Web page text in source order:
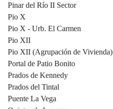
Pinar del Río II Sector
Pio X
Pio X - Urb. El Carmen
Pio XII
Pio XII (Agrupación de Vivienda)
Portal de Patio Bonito
Prados de Kennedy
Prados del Tintal
Puente La Vega